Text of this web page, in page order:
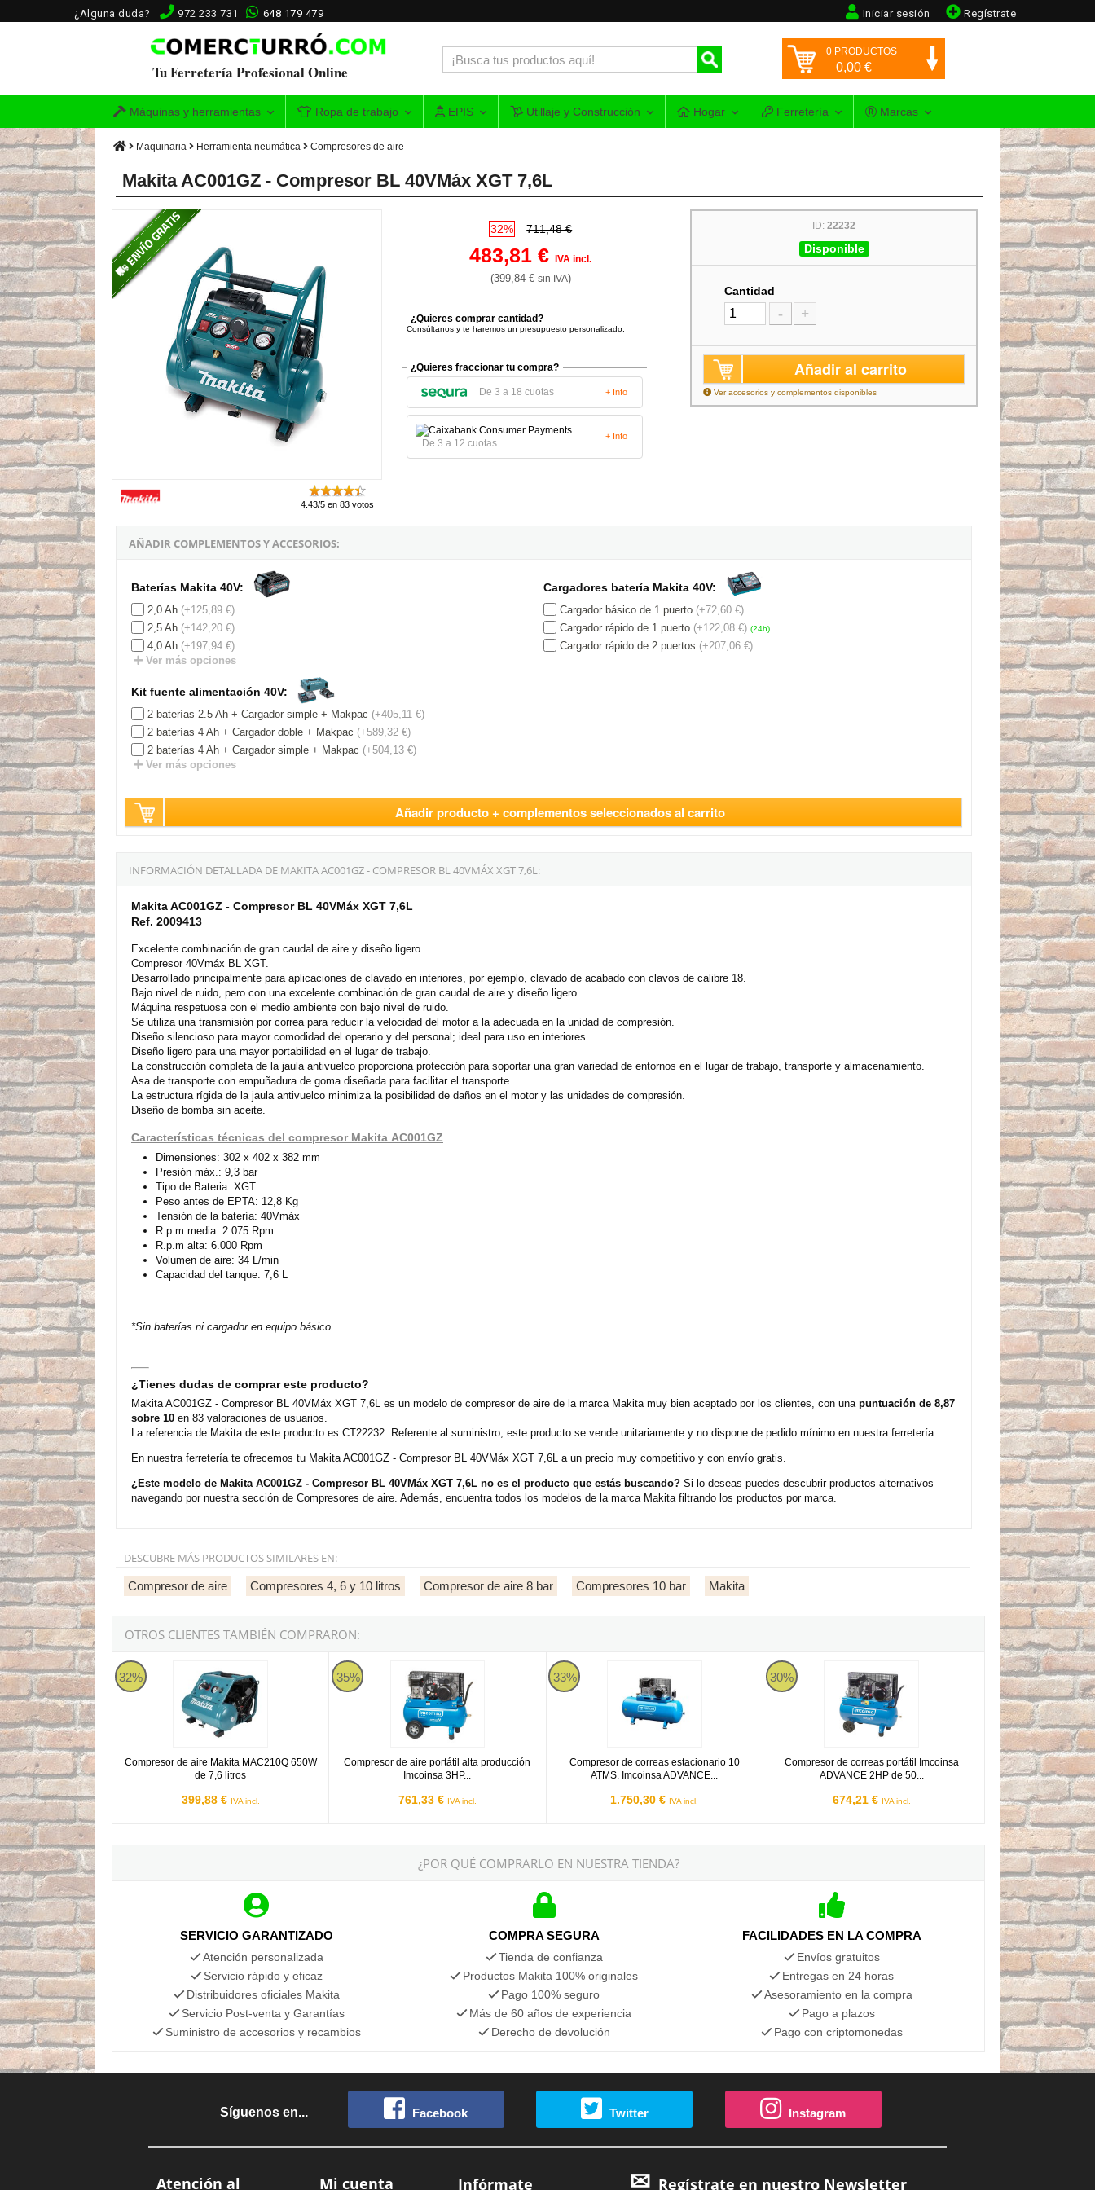
¿Alguna duda? 972 233 731 648 179 479 Regístrate
Iniciar sesión
Tu Ferretería Profesional Online
0 PRODUCTOS
0,00 €
Máquinas y herramientas Ropa de trabajo EPIS Utillaje y Construcción Hogar Ferretería Marcas
Maquinaria Herramienta neumática Compresores de aire
Makita AC001GZ - Compresor BL 40VMáx XGT 7,6L
4.43/5 en 83 votos
32% 711,48 €
483,81 €IVA incl.
(399,84 € sin IVA)
¿Quieres comprar cantidad?
Consúltanos y te haremos un presupuesto personalizado.
¿Quieres fraccionar tu compra?
De 3 a 18 cuotas + Info
De 3 a 12 cuotas
+ Info
ID:22232
Disponible
Cantidad
- +
Añadir al carrito
Ver accesorios y complementos disponibles
AÑADIR COMPLEMENTOS Y ACCESORIOS:
Baterías Makita 40V:
2,0 Ah (+125,89 €)
2,5 Ah (+142,20 €)
4,0 Ah (+197,94 €)
Ver más opciones
Cargadores batería Makita 40V:
Cargador básico de 1 puerto (+72,60 €)
Cargador rápido de 1 puerto (+122,08 €) (24h)
Cargador rápido de 2 puertos (+207,06 €)
Kit fuente alimentación 40V:
2 baterías 2.5 Ah + Cargador simple + Makpac (+405,11 €)
2 baterías 4 Ah + Cargador doble + Makpac (+589,32 €)
2 baterías 4 Ah + Cargador simple + Makpac (+504,13 €)
Ver más opciones
Añadir producto + complementos seleccionados al carrito
INFORMACIÓN DETALLADA DE MAKITA AC001GZ - COMPRESOR BL 40VMÁX XGT 7,6L:
Makita AC001GZ - Compresor BL 40VMáx XGT 7,6L
Ref. 2009413
Excelente combinación de gran caudal de aire y diseño ligero.
Compresor 40Vmáx BL XGT.
Desarrollado principalmente para aplicaciones de clavado en interiores, por ejemplo, clavado de acabado con clavos de calibre 18.
Bajo nivel de ruido, pero con una excelente combinación de gran caudal de aire y diseño ligero.
Máquina respetuosa con el medio ambiente con bajo nivel de ruido.
Se utiliza una transmisión por correa para reducir la velocidad del motor a la adecuada en la unidad de compresión.
Diseño silencioso para mayor comodidad del operario y del personal; ideal para uso en interiores.
Diseño ligero para una mayor portabilidad en el lugar de trabajo.
La construcción completa de la jaula antivuelco proporciona protección para soportar una gran variedad de entornos en el lugar de trabajo, transporte y almacenamiento.
Asa de transporte con empuñadura de goma diseñada para facilitar el transporte.
La estructura rígida de la jaula antivuelco minimiza la posibilidad de daños en el motor y las unidades de compresión.
Diseño de bomba sin aceite.
Características técnicas del compresor Makita AC001GZ
Dimensiones: 302 x 402 x 382 mm
Presión máx.: 9,3 bar
Tipo de Bateria: XGT
Peso antes de EPTA: 12,8 Kg
Tensión de la batería: 40Vmáx
R.p.m media: 2.075 Rpm
R.p.m alta: 6.000 Rpm
Volumen de aire: 34 L/min
Capacidad del tanque: 7,6 L
*Sin baterías ni cargador en equipo básico.
¿Tienes dudas de comprar este producto?
Makita AC001GZ - Compresor BL 40VMáx XGT 7,6L es un modelo de compresor de aire de la marca Makita muy bien aceptado por los clientes, con una puntuación de 8,87
sobre 10 en 83 valoraciones de usuarios.
La referencia de Makita de este producto es CT22232. Referente al suministro, este producto se vende unitariamente y no dispone de pedido mínimo en nuestra ferretería.
En nuestra ferretería te ofrecemos tu Makita AC001GZ - Compresor BL 40VMáx XGT 7,6L a un precio muy competitivo y con envío gratis.
¿Este modelo de Makita AC001GZ - Compresor BL 40VMáx XGT 7,6L no es el producto que estás buscando? Si lo deseas puedes descubrir productos alternativos
navegando por nuestra sección de Compresores de aire. Además, encuentra todos los modelos de la marca Makita filtrando los productos por marca.
DESCUBRE MÁS PRODUCTOS SIMILARES EN:
Compresor de aire Compresores 4, 6 y 10 litros Compresor de aire 8 bar Compresores 10 bar Makita
OTROS CLIENTES TAMBIÉN COMPRARON:
32%
Compresor de aire Makita MAC210Q 650W
de 7,6 litros
399,88 € IVA incl.
Compresor de aire Makita MAC210Q 650W de 7,6 litros
35%
Compresor de aire portátil alta producción
Imcoinsa 3HP...
761,33 € IVA incl.
Compresor de aire portátil alta producción Imcoinsa 3HP de 50 litros
33%
Compresor de correas estacionario 10
ATMS. Imcoinsa ADVANCE...
1.750,30 € IVA incl.
Compresor de correas estacionario 10 ATMS. Imcoinsa ADVANCE NK 5,5HP de 270 litros
30%
Compresor de correas portátil Imcoinsa
ADVANCE 2HP de 50...
674,21 € IVA incl.
Compresor de correas portátil Imcoinsa ADVANCE 2HP de
¿POR QUÉ COMPRARLO EN NUESTRA TIENDA?
SERVICIO GARANTIZADO
Atención personalizada
Servicio rápido y eficaz
Distribuidores oficiales Makita
Servicio Post-venta y Garantías
Suministro de accesorios y recambios
COMPRA SEGURA
Tienda de confianza
Productos Makita 100% originales
Pago 100% seguro
Más de 60 años de experiencia
Derecho de devolución
FACILIDADES EN LA COMPRA
Envíos gratuitos
Entregas en 24 horas
Asesoramiento en la compra
Pago a plazos
Pago con criptomonedas
Síguenos en... Facebook Twitter Instagram
Atención al Mi cuenta Infórmate Regístrate en nuestro Newsletter